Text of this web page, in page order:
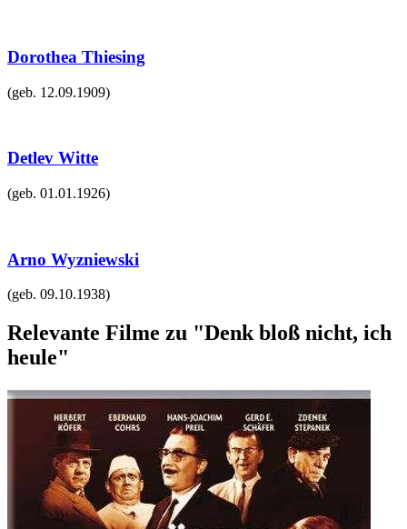
Dorothea Thiesing
(geb. 12.09.1909)
Detlev Witte
(geb. 01.01.1926)
Arno Wyzniewski
(geb. 09.10.1938)
Relevante Filme zu "Denk bloß nicht, ich
heule"